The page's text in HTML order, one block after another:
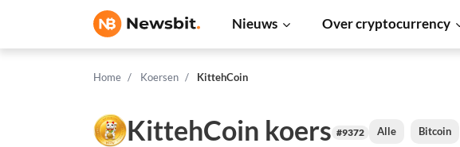
Nieuws Over cryptocurrency
Home Koersen KittehCoin
KittehCoin koers #9372 Alle Bitcoin